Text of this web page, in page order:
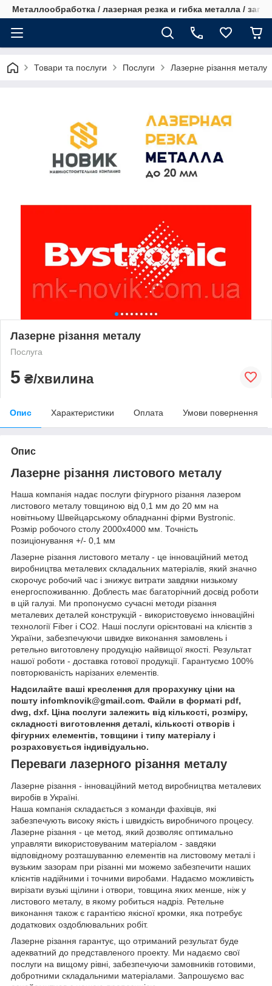
Металлообработка / лазерная резка и гибка металла /
Товари та послуги Послуги Лазерне різання металу
Лазерне різання металу
Послуга
5 ₴/хвилина
Опис Характеристики Оплата Умови повернення
Опис
Лазерне різання листового металу
Наша компанія надає послуги фігурного різання лазером
листового металу товщиною від 0,1 мм до 20 мм на
новітньому Швейцарському обладнанні фірми Bystronic.
Розмір робочого столу 2000х4000 мм. Точність
позиціонування +/- 0,1 мм
Лазерне різання листового металу - це інноваційний метод
виробництва металевих складальних матеріалів, який значно
скорочує робочий час і знижує витрати завдяки низькому
енергоспоживанню. Доблесть має багаторічний досвід роботи
в цій галузі. Ми пропонуємо сучасні методи різання
металевих деталей конструкцій - використовуємо інноваційні
технології Fiber і CO2. Наші послуги орієнтовані на клієнтів з
України, забезпечуючи швидке виконання замовлень і
ретельно виготовлену продукцію найвищої якості. Результат
нашої роботи - доставка готової продукції. Гарантуємо 100%
повторюваність нарізаних елементів.
Надсилайте ваші креслення для прорахунку ціни на
пошту infomknovik@gmail.com. Файли в форматі pdf,
dwg, dxf. Ціна послуги залежить від кількості, розміру,
складності виготовлення деталі, кількості отворів і
фігурних елементів, товщини і типу матеріалу і
розраховується індивідуально.
Переваги лазерного різання металу
Лазерне різання - інноваційний метод виробництва металевих
виробів в Україні.
Наша компанія складається з команди фахівців, які
забезпечують високу якість і швидкість виробничого процесу.
Лазерне різання - це метод, який дозволяє оптимально
управляти використовуваним матеріалом - завдяки
відповідному розташуванню елементів на листовому металі і
вузьким зазорам при різанні ми можемо забезпечити наших
клієнтів надійними і точними виробами. Надаємо можливість
вирізати вузькі щілини і отвори, товщина яких менше, ніж у
листового металу, в якому робиться надріз. Ретельне
виконання також є гарантією якісної кромки, яка потребує
додаткових оздоблювальних робіт.
Лазерне різання гарантує, що отриманий результат буде
адекватний до представленого проекту. Ми надаємо свої
послуги на вищому рівні, забезпечуючи замовників готовими,
добротними складальними матеріалами. Запрошуємо вас